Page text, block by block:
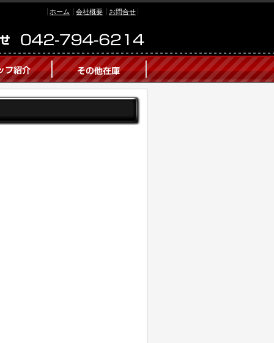
ホーム 会社概要 お問合せ